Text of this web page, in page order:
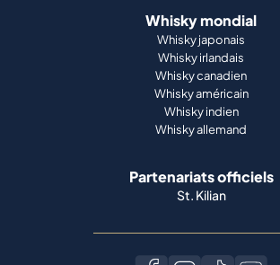
Whisky mondial
Whisky japonais
Whisky irlandais
Whisky canadien
Whisky américain
Whisky indien
Whisky allemand
Partenariats officiels
St. Kilian